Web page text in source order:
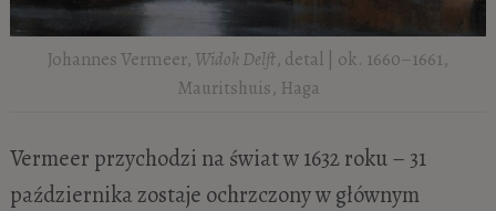
Johannes Vermeer, Widok Delft, detal | ok. 1660–1661,
Mauritshuis, Haga
Vermeer przychodzi na świat w 1632 roku – 31
października zostaje ochrzczony w głównym